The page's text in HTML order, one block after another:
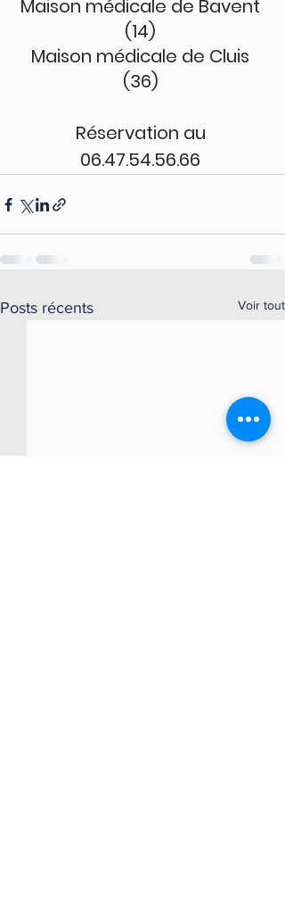
Maison médicale de Bavent
(14)
Maison médicale de Cluis
(36)
Réservation au
06.47.54.56.66
Posts récents Voir tout